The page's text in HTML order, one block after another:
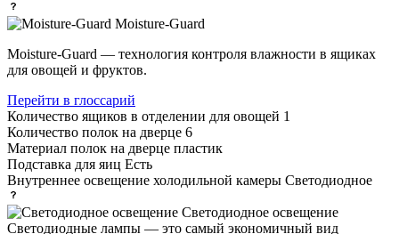
Moisture-Guard
Moisture-Guard — технология контроля влажности в ящиках
для овощей и фруктов.
Перейти в глоссарий
Количество ящиков в отделении для овощей 1
Количество полок на дверце 6
Материал полок на дверце пластик
Подставка для яиц Есть
Внутреннее освещение холодильной камеры Светодиодное
Светодиодное освещение
Светодиодные лампы — это самый экономичный вид